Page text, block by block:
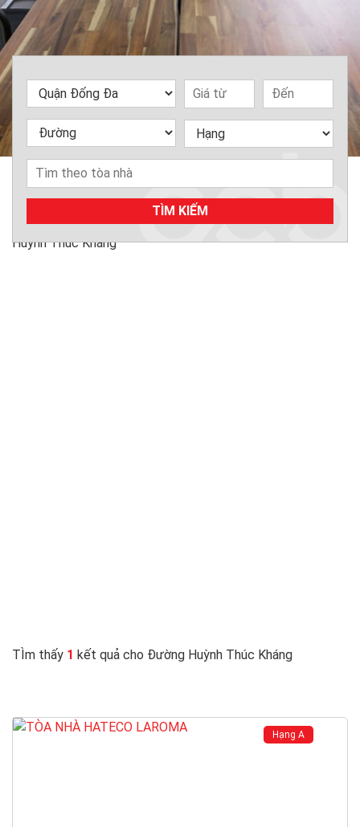
TÌM KIẾM
Home»Văn phòng cho thuê»Quận Đống Đa»Đường
Huỳnh Thúc Kháng
TÌm thấy 1 kết quả cho Đường Huỳnh Thúc Kháng
Hạng A